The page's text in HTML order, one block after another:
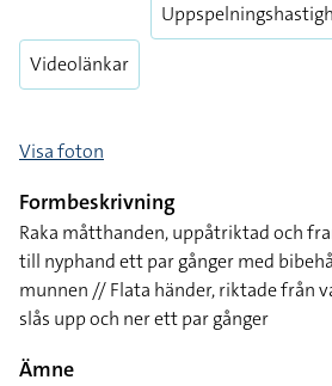
Videolänkar
Visa foton
Formbeskrivning
Raka måtthanden, uppåtriktad och
till nyphand ett par gånger med
munnen // Flata händer, riktade från
slås upp och ner ett par gånger
Ämne